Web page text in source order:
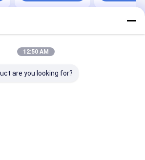
nous
Site
Politique de confidentialité
Rights Reserved.
12:50 AM
are you looking for?